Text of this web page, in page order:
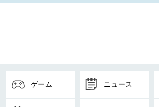
ゲーム ニュース